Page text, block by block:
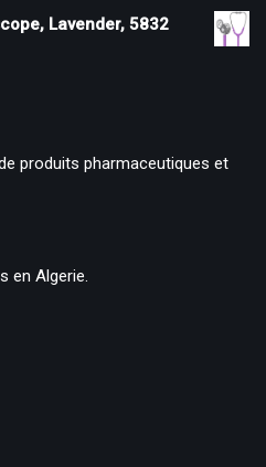
Lavender, 5832
produits pharmaceutiques et
en Algerie.